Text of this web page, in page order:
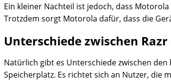
Ein kleiner Nachteil ist jedoch, dass
Trotzdem sorgt Motorola dafür, dass die
Unterschiede zwischen
Natürlich gibt es Unterschiede zwischen den
Speicherplatz. Es richtet sich an Nutzer, die